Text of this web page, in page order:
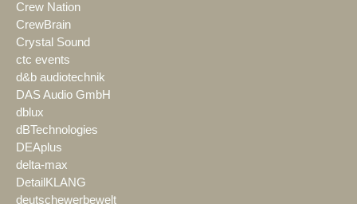
Crew Nation
CrewBrain
Crystal Sound
ctc events
d&b audiotechnik
DAS Audio GmbH
dblux
dBTechnologies
DEAplus
delta-max
DetailKLANG
deutschewerbewelt